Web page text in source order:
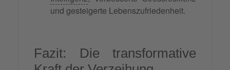
und gesteigerte Lebenszufriedenheit.
Fazit: Die transformative